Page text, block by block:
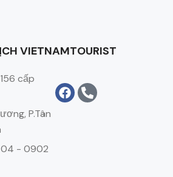
VIETNAMTOURIST
cấp
P.Tân
- 0902